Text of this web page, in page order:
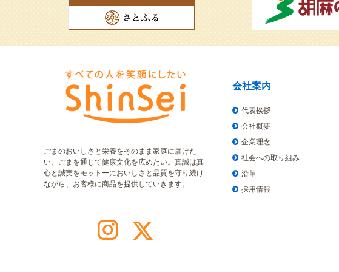
ごまのおいしさと栄養をそのまま家庭に届けた
い。ごまを通じて健康文化を広めたい。真誠は真
心と誠実をモットーにおいしさと品質を守り続け
ながら、お客様に商品を提供していきます。
会社案内
代表挨拶
会社概要
企業理念
社会への取り組み
沿革
採用情報